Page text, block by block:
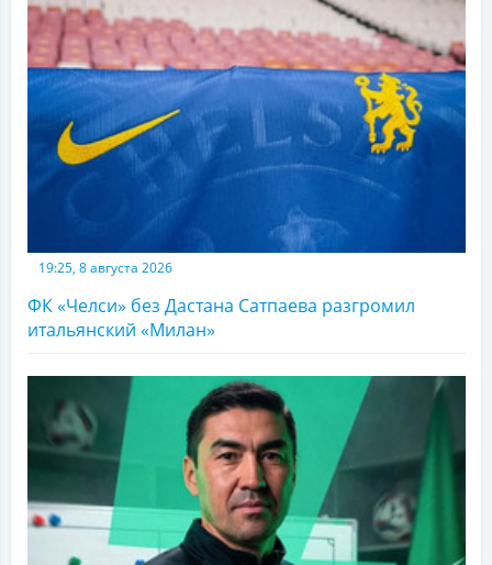
19:25, 8 августа 2026
ФК «Челси» без Дастана Сатпаева разгромил
итальянский «Милан»